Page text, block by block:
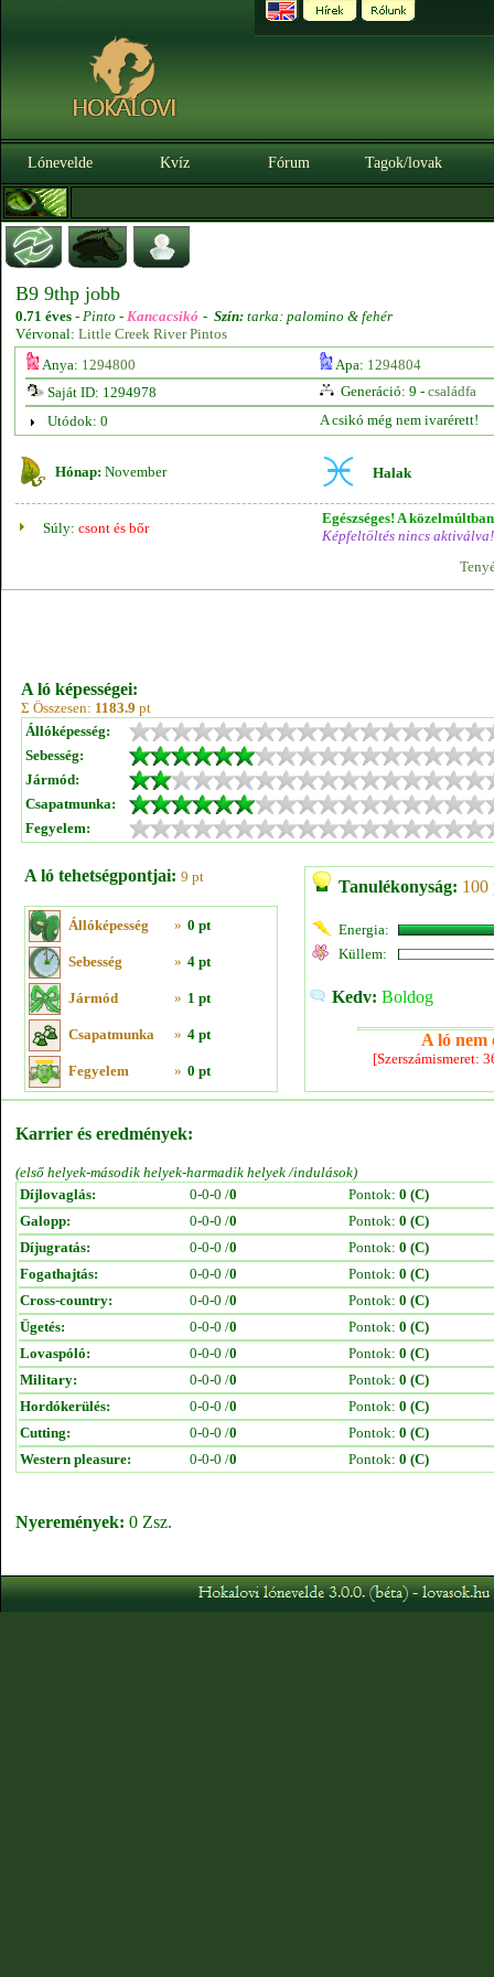
Lónevelde Kvíz Fórum Tagok/lovak
B9 9thp jobb
0.71 éves - Pinto - Kancacsikó - Szín: tarka: palomino & fehér
Vérvonal: Little Creek River Pintos
Anya: 1294800 Apa: 1294804
Saját ID: 1294978
Generáció: 9 - családfa
Utódok: 0
A csikó még nem ivarérett!
Hónap: November Halak
Súly: csont és bőr
Egészséges! A
Képfeltöltés nincs aktiválva!
A ló képességei:
Σ Összesen: 1183.9 pt
Állóképesség:
Sebesség:
Jármód:
Csapatmunka:
Fegyelem:
A ló tehetségpontjai: 9 pt
Állóképesség » 0 pt
Sebesség » 4 pt
Jármód » 1 pt
Csapatmunka » 4 pt
Fegyelem » 0 pt
Tanulékonyság: 100
Energia:
Küllem:
Kedv: Boldog
A ló nem
[Szerszámismeret:
Karrier és eredmények:
(első helyek-második helyek-harmadik helyek /indulások)
Díjlovaglás:
0-0-0 /0 Pontok: 0 (C)
Galopp:
0-0-0 /0 Pontok: 0 (C)
Díjugratás:
0-0-0 /0 Pontok: 0 (C)
Fogathajtás:
0-0-0 /0 Pontok: 0 (C)
Cross-country:
0-0-0 /0 Pontok: 0 (C)
Ügetés:
0-0-0 /0 Pontok: 0 (C)
Lovaspóló:
0-0-0 /0 Pontok: 0 (C)
Military:
0-0-0 /0 Pontok: 0 (C)
Hordókerülés:
0-0-0 /0 Pontok: 0 (C)
Cutting:
0-0-0 /0 Pontok: 0 (C)
Western pleasure:
0-0-0 /0 Pontok: 0 (C)
Nyeremények: 0 Zsz.